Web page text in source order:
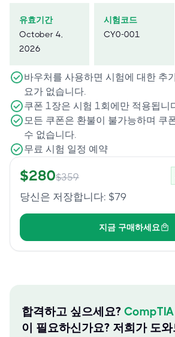
유효기간
October 4,
2026
시험코드
CY0-001
바우처를 사용하면 시험에 대한 추
요가 없습니다.
쿠폰 1장은 시험 1회에만 적용됩니
모든 쿠폰은 환불이 불가능하며 쿠
수 없습니다.
무료 시험 일정 예약
$280$359
당신은 저장합니다: $79
지금 구매하세요
합격하고 싶으세요? CompTIA
이 필요하신가요? 저희가 도